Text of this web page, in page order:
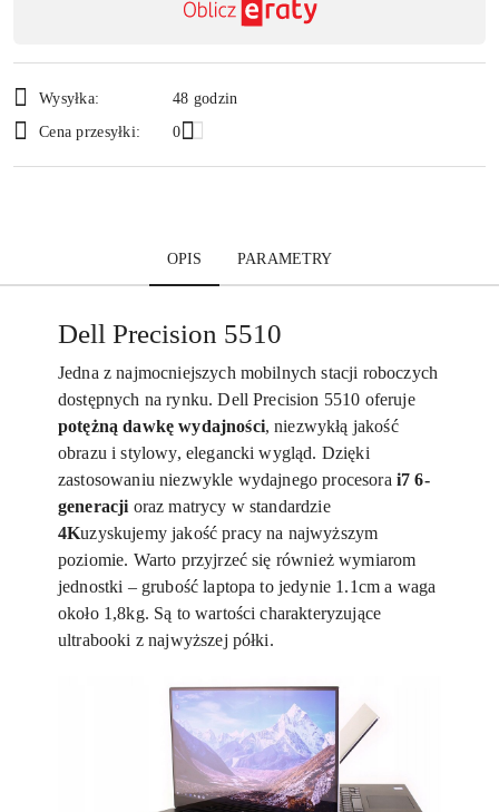
Wysyłka:
48 godzin
Cena przesyłki:
0
OPIS PARAMETRY
Dell Precision 5510
Jedna z najmocniejszych mobilnych stacji roboczych
dostępnych na rynku. Dell Precision 5510 oferuje
potężną dawkę wydajności, niezwykłą jakość
obrazu i stylowy, elegancki wygląd. Dzięki
zastosowaniu niezwykle wydajnego procesora i7 6-
generacji oraz matrycy w standardzie
4Kuzyskujemy jakość pracy na najwyższym
poziomie. Warto przyjrzeć się również wymiarom
jednostki – grubość laptopa to jedynie 1.1cm a waga
około 1,8kg. Są to wartości charakteryzujące
ultrabooki z najwyższej półki.